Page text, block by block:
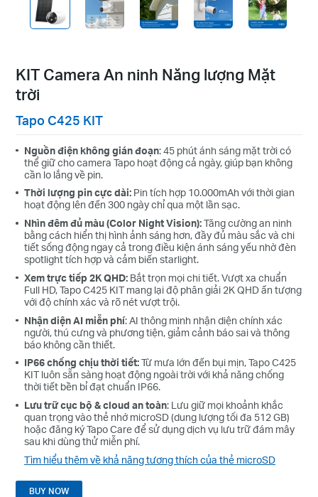
KIT Camera An ninh Năng lượng Mặt
trời
Tapo C425 KIT
Nguồn điện không gián đoạn: 45 phút ánh sáng mặt trời có
thể giữ cho camera Tapo hoạt động cả ngày, giúp bạn không
cần lo lắng về pin.
Thời lượng pin cực dài: Pin tích hợp 10.000mAh với thời gian
hoạt động lên đến 300 ngày chỉ qua một lần sạc.
Nhìn đêm đủ màu (Color Night Vision):Tăng cường an ninh
bằng cách hiển thị hình ảnh sáng hơn, đầy đủ màu sắc và chi
tiết sống động ngay cả trong điều kiện ánh sáng yếu nhờ đèn
spotlight tích hợp và cảm biến starlight.
Xem trực tiếp 2K QHD: Bắt trọn mọi chi tiết. Vượt xa chuẩn
Full HD, Tapo C425 KIT mang lại độ phân giải 2K QHD ấn tượng
với độ chính xác và rõ nét vượt trội.
Nhận diện AI miễn phí: AI thông minh nhận diện chính xác
người, thú cưng và phương tiện, giảm cảnh báo sai và thông
báo không cần thiết.
IP66 chống chịu thời tiết:Từ mưa lớn đến bụi mịn, Tapo C425
KIT luôn sẵn sàng hoạt động ngoài trời với khả năng chống
thời tiết bền bỉ đạt chuẩn IP66.
Lưu trữ cục bộ & cloud an toàn: Lưu giữ mọi khoảnh khắc
quan trọng vào thẻ nhớ microSD (dung lượng tối đa 512 GB)
hoặc đăng ký Tapo Care để sử dụng dịch vụ lưu trữ đám mây
sau khi dùng thử miễn phí.
Tìm hiểu thêm về khả năng tương thích của thẻ microSD
BUY NOW
Pin Năng lượng Mặt trời Hiệu suất cao
Tấm pin năng lượng mặt trời cao cấp được làm từ tế bào silicon đơn
thống, giúp thiết bị của bạn luôn được sạc và sẵn sàng.